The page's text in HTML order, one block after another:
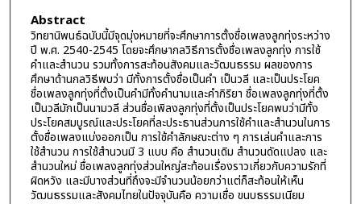
Abstract
วิทยานิพนธ์ฉบับนี้มีจุดมุ่งหมายที่จะศึกษาการตั้งชื่อเพลงลูกทุ่งระหว่าง
ปี พ.ศ. 2540-2545 โดยจะศึกษากลวิธีการตั้งชื่อเพลงลูกทุ่ง การใช้
คำและสำนวน รวมทั้งการสะท้อนสังคมและวัฒนธรรม ผลของการ
ศึกษาด้านกลวิธีพบว่า มีทั้งการตั้งชื่อเป็นคำ เป็นวลี และเป็นประโยค
ชื่อเพลงลูกทุ่งที่ตั้งเป็นคำมีทั้งคำนามและคำกิริยา ชื่อเพลงลูกทุ่งที่ตั้ง
เป็นวลีมักเป็นนามวลี ส่วนชื่อเพิลงลูกทุ่งที่ตั้งเป็นประโยคพบว่ามีทั้ง
ประโยคสมบูรณ์และประโยคที่ละประธานส่วนการใช้คำและสำนวนในการ
ตั้งชื่อเพลงแบ่งออกเป็น การใช้คำลักษณะต่าง ๆ การเล่นคำและการ
ใช้สำนวน การใช้สำนวนมี 3 แบบ คือ สำนวนเดิม สำนวนดัดแปลง และ
สำนวนใหม่ ชื่อเพลงลูกทุ่งส่วนใหญ่สะท้อนเรื่องราวเกี่ยวกับความรักที่
ผิดหวัง และมีบางส่วนที่ถึงจะมีจำนวนน้อยกว่าแต่ก็สะท้อนให้เห็น
วัฒนธรรมและสังคมไทยในปัจจุบันคือ ความเชื่อ ขนบธรรมเนียม